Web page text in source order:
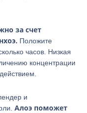
за счет
Положите
часов. Низкая
концентрации
и
Алоэ поможет